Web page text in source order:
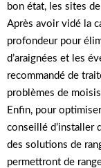
bon état, les sites
Après avoir vidé la
profondeur pour
d’araignées et les
recommandé de
problèmes de
Enfin, pour
conseillé d’installer
des solutions de
permettront de